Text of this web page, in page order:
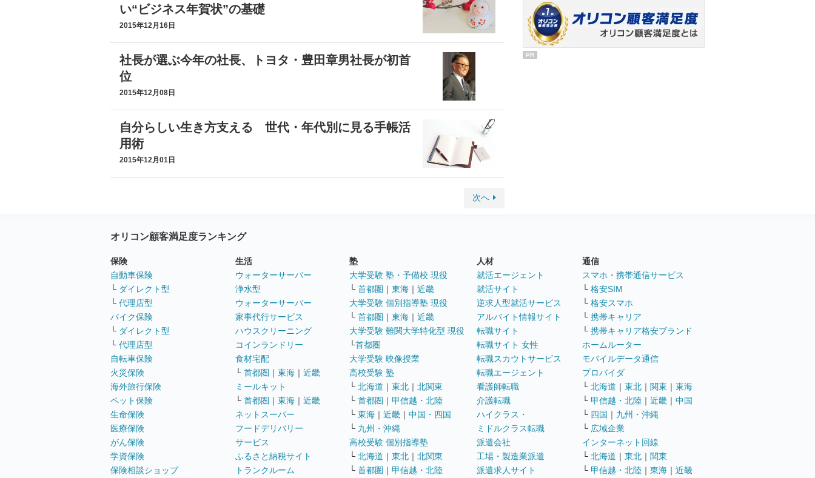
い“ビジネス年賀状”の基礎
2015年12月16日
社長が選ぶ今年の社長、トヨタ・豊田章男社長が初首
位
2015年12月08日
自分らしい生き方支える 世代・年代別に見る手帳活
用術
2015年12月01日
次へ
PR
オリコン顧客満足度ランキング
保険
自動車保険
└ ダイレクト型
└ 代理店型
バイク保険
└ ダイレクト型
└ 代理店型
自転車保険
火災保険
海外旅行保険
ペット保険
生命保険
医療保険
がん保険
学資保険
保険相談ショップ
生活
ウォーターサーバー
浄水型
ウォーターサーバー
家事代行サービス
ハウスクリーニング
コインランドリー
食材宅配
└ 首都圏 ｜ 東海 ｜ 近畿
ミールキット
└ 首都圏 ｜ 東海 ｜ 近畿
ネットスーパー
フードデリバリー
サービス
ふるさと納税サイト
トランクルーム
塾
大学受験 塾・予備校 現役
└ 首都圏 ｜ 東海 ｜ 近畿
大学受験 個別指導塾 現役
└ 首都圏 ｜ 東海 ｜ 近畿
大学受験 難関大学特化型 現役
└首都圏
大学受験 映像授業
高校受験 塾
└ 北海道 ｜ 東北 ｜ 北関東
└ 首都圏 ｜ 甲信越・北陸
└ 東海 ｜ 近畿 ｜ 中国・四国
└ 九州・沖縄
高校受験 個別指導塾
└ 北海道 ｜ 東北 ｜ 北関東
└ 首都圏 ｜ 甲信越・北陸
人材
就活エージェント
就活サイト
逆求人型就活サービス
アルバイト情報サイト
転職サイト
転職サイト 女性
転職スカウトサービス
転職エージェント
看護師転職
介護転職
ハイクラス・
ミドルクラス転職
派遣会社
工場・製造業派遣
派遣求人サイト
通信
スマホ・携帯通信サービス
└ 格安SIM
└ 格安スマホ
└ 携帯キャリア
└ 携帯キャリア格安ブランド
ホームルーター
モバイルデータ通信
プロバイダ
└ 北海道 ｜ 東北 ｜ 関東 ｜ 東海
└ 甲信越・北陸 ｜ 近畿 ｜ 中国
└ 四国 ｜ 九州・沖縄
└ 広域企業
インターネット回線
└ 北海道 ｜ 東北 ｜ 関東
└ 甲信越・北陸 ｜ 東海 ｜ 近畿